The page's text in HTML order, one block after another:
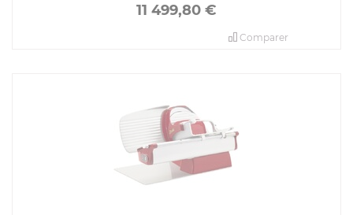
11 499,80 €
Comparer